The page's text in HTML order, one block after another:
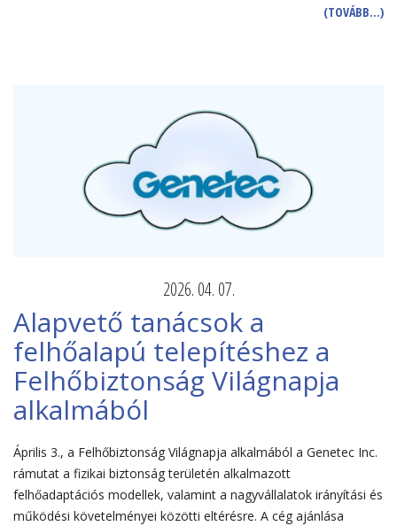
(TOVÁBB…)
2026. 04. 07.
Alapvető tanácsok a
felhőalapú telepítéshez a
Felhőbiztonság Világnapja
alkalmából
Április 3., a Felhőbiztonság Világnapja alkalmából a Genetec Inc.
rámutat a fizikai biztonság területén alkalmazott
felhőadaptációs modellek, valamint a nagyvállalatok irányítási és
működési követelményei közötti eltérésre. A cég ajánlása